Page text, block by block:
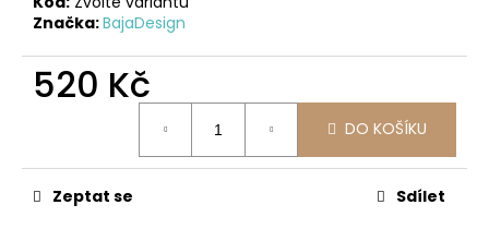
Značka:BajaDesign
520 Kč
DO KOŠÍKU
Zeptat se Sdílet
u
e
m
LETNÍ
DÁMSKÉ
ŠATY